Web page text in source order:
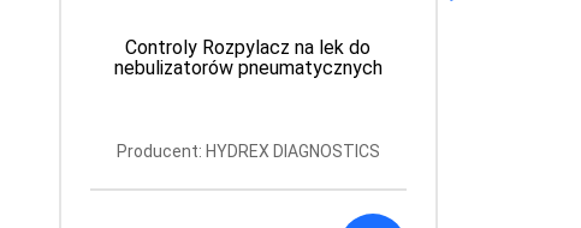
Controly Rozpylacz na lek do
nebulizatorów pneumatycznych
Producent: HYDREX DIAGNOSTICS